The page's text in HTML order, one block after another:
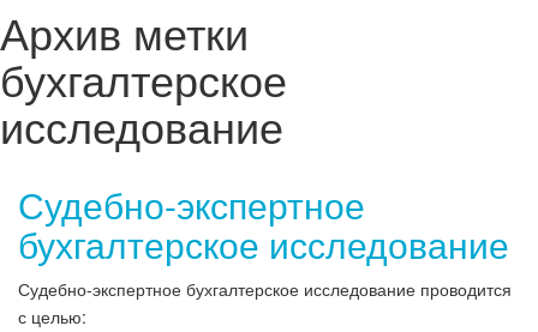
Архив метки
бухгалтерское
исследование
Судебно-экспертное
бухгалтерское исследование
Судебно-экспертное бухгалтерское исследование проводится
с целью: